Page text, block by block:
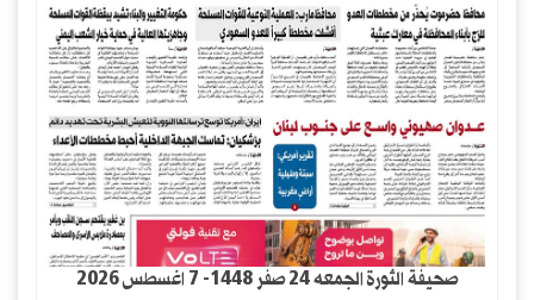
صحيفة الثورة الجمعه 24 صفر 1448- 7 اغسطس 2026